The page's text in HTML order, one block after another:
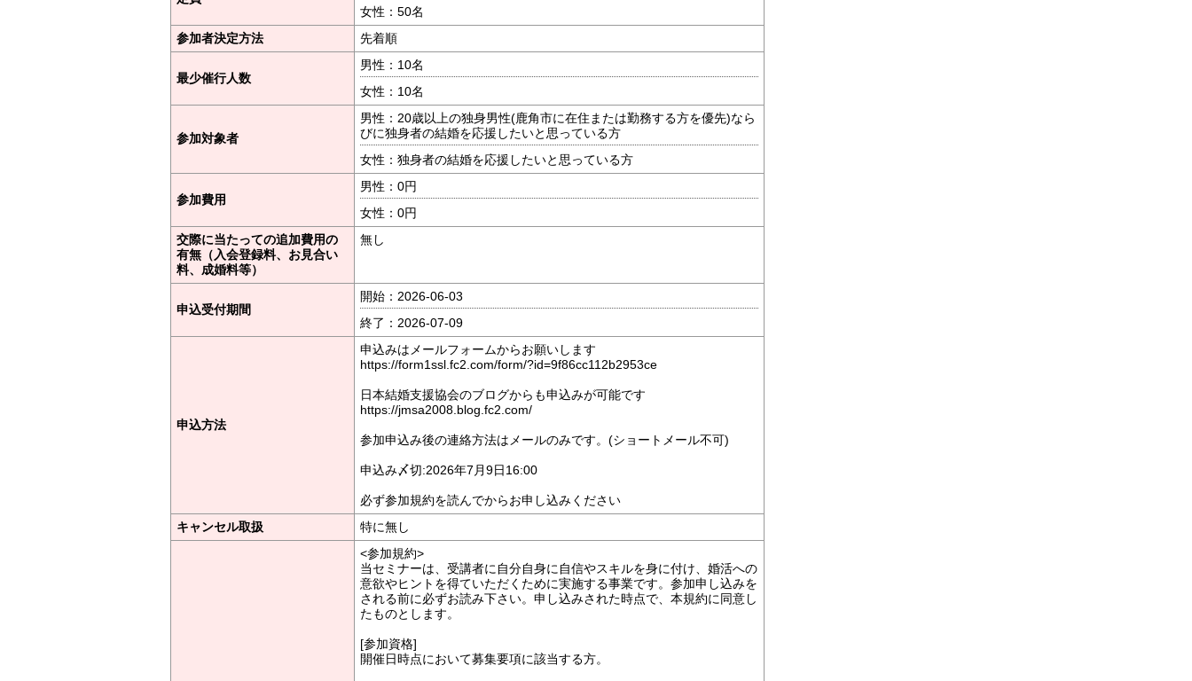
女性：50名
参加者決定方法
先着順
最少催行人数
男性：10名
女性：10名
参加対象者
男性：20歳以上の独身男性(鹿角市に在住または勤務する方を優先)なら
びに独身者の結婚を応援したいと思っている方
女性：独身者の結婚を応援したいと思っている方
参加費用
男性：0円
女性：0円
交際に当たっての追加費用の
有無（入会登録料、お見合い
料、成婚料等）
無し
申込受付期間
開始：2026-06-03
終了：2026-07-09
申込方法
申込みはメールフォームからお願いします
https://form1ssl.fc2.com/form/?id=9f86cc112b2953ce
日本結婚支援協会のブログからも申込みが可能です
https://jmsa2008.blog.fc2.com/
参加申込み後の連絡方法はメールのみです。(ショートメール不可)
申込み〆切:2026年7月9日16:00
必ず参加規約を読んでからお申し込みください
キャンセル取扱
特に無し
<参加規約>
当セミナーは、受講者に自分自身に自信やスキルを身に付け、婚活への
意欲やヒントを得ていただくために実施する事業です。参加申し込みを
される前に必ずお読み下さい。申し込みされた時点で、本規約に同意し
たものとします。
[参加資格]
開催日時点において募集要項に該当する方。